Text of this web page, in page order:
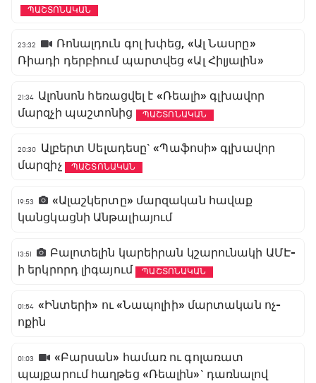
ՊԱՇՏՈՆԱԿԱՆ
23:32
Ռոնալդուն գոլ խփեց, «Ալ Նասրը»
Ռիադի դերբիում պարտվեց «Ալ Հիլյալին»
21:34 Ալոնսոն հեռացվել է «Ռեալի» գլխավոր
մարզչի պաշտոնից
ՊԱՇՏՈՆԱԿԱՆ
20:30
Ալբերտ Սելադեսը` «Պաֆոսի» գլխավոր
մարզիչ
ՊԱՇՏՈՆԱԿԱՆ
19:53
«Ալաշկերտը» մարզական հավաք
կանցկացնի Անթալիայում
13:51
Բալոտելին կարեիրան կշարունակի ԱՄԷ-
ի երկրորդ լիգայում
ՊԱՇՏՈՆԱԿԱՆ
01:54 «Ինտերի» ու «Նապոլիի» մարտական ոչ-
ոքին
01:03
«Բարսան» համառ ու գոլառատ
պայքարում հաղթեց «Ռեալին»` դառնալով